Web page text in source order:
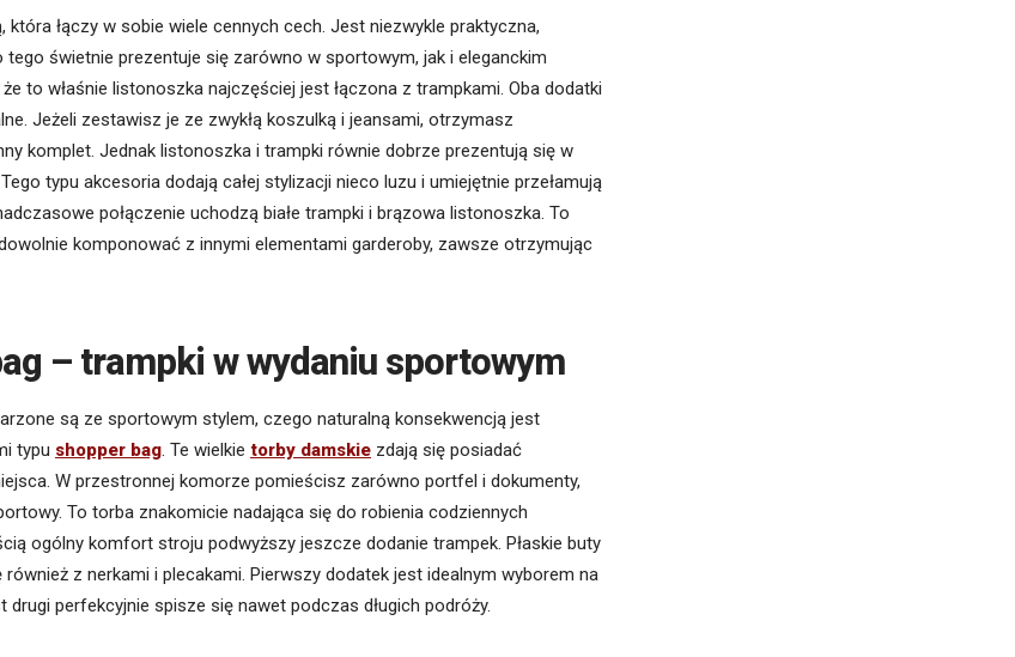
która łączy w sobie wiele cennych cech. Jest niezwykle praktyczna,
tego świetnie prezentuje się zarówno w sportowym, jak i eleganckim
to właśnie listonoszka najczęściej jest łączona z trampkami. Oba dodatki
Jeżeli zestawisz je ze zwykłą koszulką i jeansami, otrzymasz
komplet. Jednak listonoszka i trampki równie dobrze prezentują się w
typu akcesoria dodają całej stylizacji nieco luzu i umiejętnie przełamują
połączenie uchodzą białe trampki i brązowa listonoszka. To
komponować z innymi elementami garderoby, zawsze otrzymując
– trampki w wydaniu sportowym
są ze sportowym stylem, czego naturalną konsekwencją jest
typu shopper bag. Te wielkie torby damskie zdają się posiadać
W przestronnej komorze pomieścisz zarówno portfel i dokumenty,
To torba znakomicie nadająca się do robienia codziennych
ogólny komfort stroju podwyższy jeszcze dodanie trampek. Płaskie buty
z nerkami i plecakami. Pierwszy dodatek jest idealnym wyborem na
drugi perfekcyjnie spisze się nawet podczas długich podróży.